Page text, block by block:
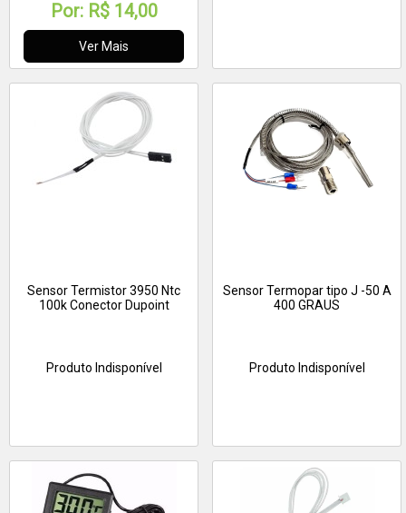
Por: R$ 14,00
Ver Mais
Sensor Termistor 3950 Ntc
100k Conector Dupoint
Produto Indisponível
Sensor Termopar tipo J -50 A
400 GRAUS
Produto Indisponível